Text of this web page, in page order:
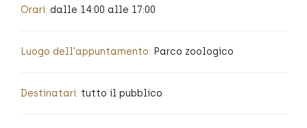
Orari: dalle 14:00 alle 17:00
Luogo dell'appuntamento: Parco zoologico
Destinatari: tutto il pubblico